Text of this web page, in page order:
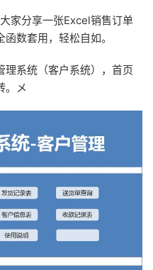
家分享一张Excel销售订单
数套用，轻松自如。
理系统（客户系统），首页
。メ